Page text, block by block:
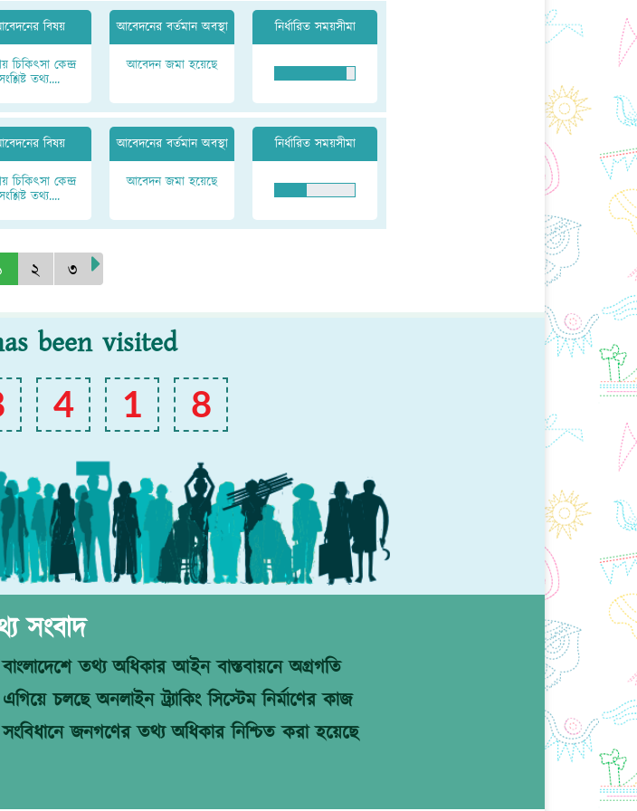
বিষয়
চিকিৎসা কেন্দ্র
তথ্য....
আবেদনের বর্তমান অবস্থা
আবেদন জমা হয়েছে
নির্ধারিত সময়সীমা
বিষয়
চিকিৎসা কেন্দ্র
তথ্য....
আবেদনের বর্তমান অবস্থা
আবেদন জমা হয়েছে
নির্ধারিত সময়সীমা
২ ৩
been visited
4 1 8
সংবাদ
বাংলাদেশে তথ্য অধিকার আইন বাস্তবায়নে অগ্রগতি
এগিয়ে চলছে অনলাইন ট্র্যাকিং সিস্টেম নির্মাণের কাজ
সংবিধানে জনগণের তথ্য অধিকার নিশ্চিত করা হয়েছে